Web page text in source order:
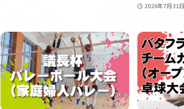
2026年7月31日